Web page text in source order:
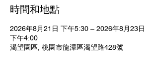
時間和地點
2026年8月21日 下午5:30 – 2026年8月23日
下午4:00
渴望園區, 桃園市龍潭區渴望路428號